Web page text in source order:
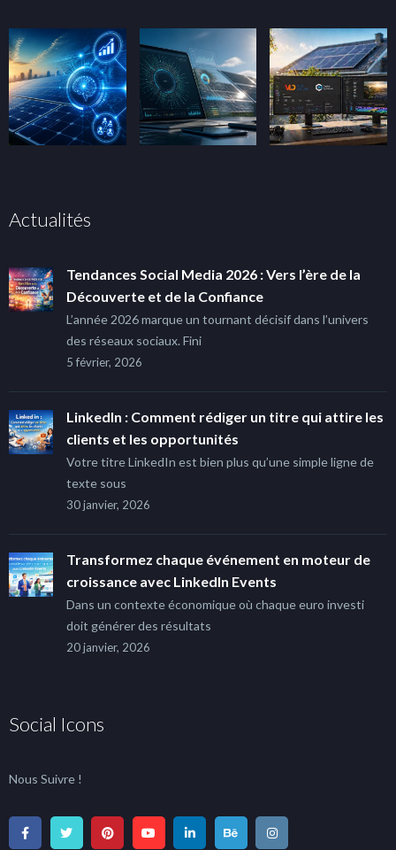
Actualités
Tendances Social Media 2026 : Vers l’ère de la
Découverte et de la Confiance
L’année 2026 marque un tournant décisif dans l’univers
des réseaux sociaux. Fini
5 février, 2026
LinkedIn : Comment rédiger un titre qui attire les
clients et les opportunités
Votre titre LinkedIn est bien plus qu’une simple ligne de
texte sous
30 janvier, 2026
Transformez chaque événement en moteur de
croissance avec LinkedIn Events
Dans un contexte économique où chaque euro investi
doit générer des résultats
20 janvier, 2026
Social Icons
Nous Suivre !